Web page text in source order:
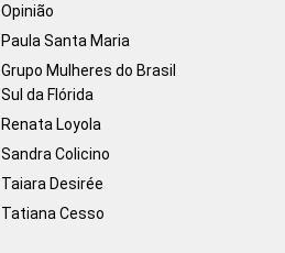
Opinião
Paula Santa Maria
Grupo Mulheres do Brasil
Sul da Flórida
Renata Loyola
Sandra Colicino
Taiara Desirée
Tatiana Cesso